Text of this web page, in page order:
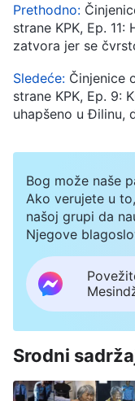
Prethodno:
strane KPK, Ep.
zatvora jer se
Sledeće: Činjenice
strane KPK, Ep. 9:
uhapšeno u Đilinu,
Bog može naše
Ako verujete u
našoj grupi da
Njegove
Srodni